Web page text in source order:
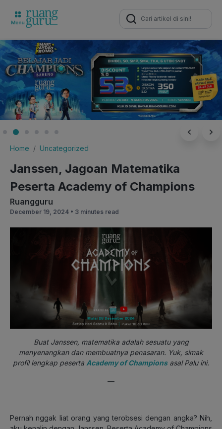
Search
for:
Home Uncategorized
Janssen, Jagoan Matematika
Peserta Academy of Champions
Ruangguru
December 19, 2024 • 3 minutes read
Buat Janssen, matematika adalah sesuatu yang
menyenangkan dan membuatnya penasaran. Yuk, simak
profil lengkap peserta Academy of Championsasal Palu ini.
—
Pernah nggak liat orang yang terobsesi dengan angka? Nih,